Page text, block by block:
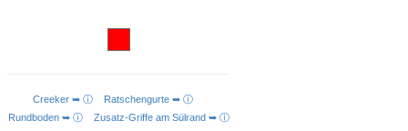
IN DEN WARENKORB
Creeker ➥ ⓘ
Ratschengurte ➥ ⓘ
Rundboden ➥ ⓘ Zusatz-Griffe am Sülrand ➥ ⓘ